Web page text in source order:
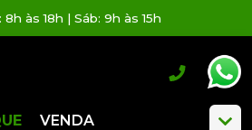
às 18h | Sáb: 9h às 15h
VENDA